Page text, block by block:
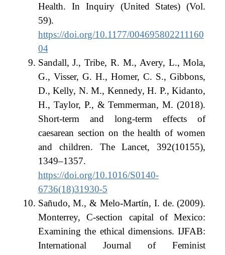
Health. In Inquiry (United States) (Vol.
59).
https://doi.org/10.1177/004695802211160
04
Sandall, J., Tribe, R. M., Avery, L., Mola,
G., Visser, G. H., Homer, C. S., Gibbons,
D., Kelly, N. M., Kennedy, H. P., Kidanto,
H., Taylor, P., & Temmerman, M. (2018).
Short-term and long-term effects of
caesarean section on the health of women
and children. The Lancet, 392(10155),
1349–1357.
https://doi.org/10.1016/S0140-
6736(18)31930-5
Sañudo, M., & Melo-Martín, I. de. (2009).
Monterrey, C-section capital of Mexico:
Examining the ethical dimensions. IJFAB:
International Journal of Feminist